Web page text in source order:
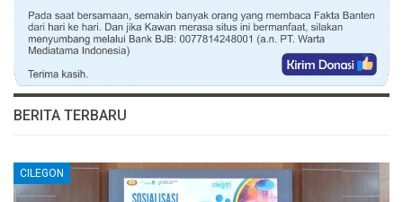
BERITA TERBARU
CILEGON